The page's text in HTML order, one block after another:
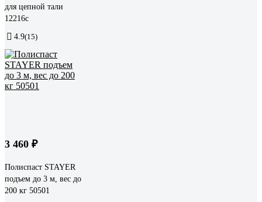
для цепной тали
12216c
4.9(15)
3 460 ₽
Полиспаст STAYER
подъем до 3 м, вес до
200 кг 50501